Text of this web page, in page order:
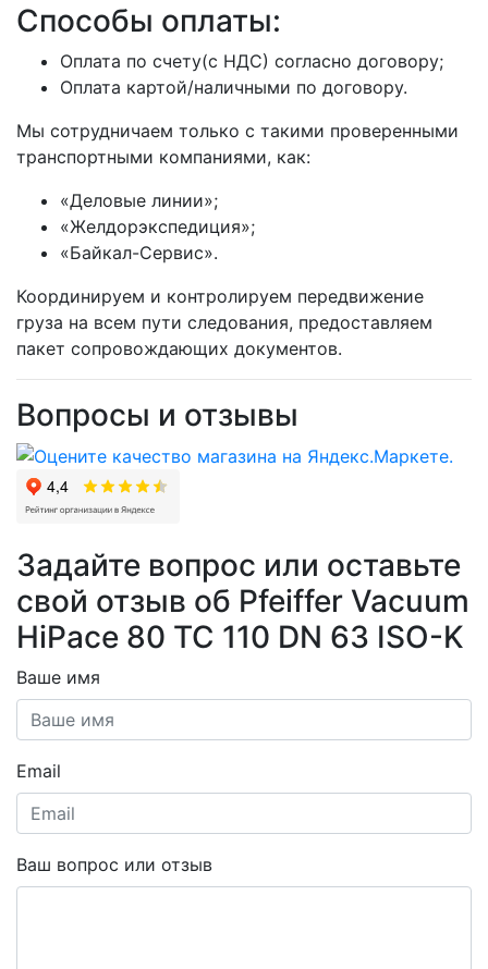
Способы оплаты:
Оплата по счету(с НДС) согласно договору;
Оплата картой/наличными по договору.
Мы сотрудничаем только с такими проверенными
транспортными компаниями, как:
«Деловые линии»;
«Желдорэкспедиция»;
«Байкал-Сервис».
Координируем и контролируем передвижение
груза на всем пути следования, предоставляем
пакет сопровождающих документов.
Вопросы и отзывы
Задайте вопрос или оставьте
свой отзыв об Pfeiffer Vacuum
HiPace 80 TC 110 DN 63 ISO-K
Ваше имя
Email
Ваш вопрос или отзыв